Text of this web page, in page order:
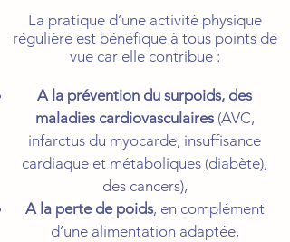
La pratique d’une activité physique
régulière est bénéfique à tous points de
vue car elle contribue :
A la prévention du surpoids, des
maladies cardiovasculaires(AVC,
infarctus du myocarde, insuffisance
cardiaque et métaboliques (diabète),
des cancers),
A la perte de poids, en complément
d’une alimentation adaptée,